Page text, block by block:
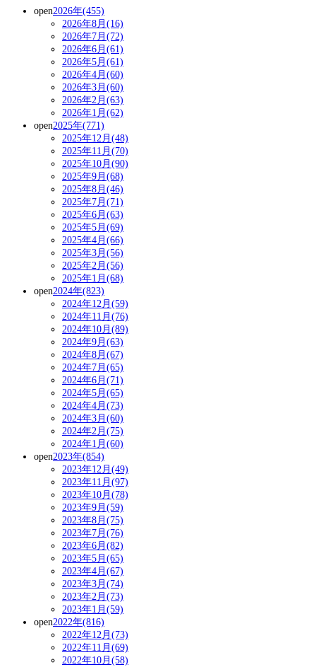
open2026年(455)
2026年8月(16)
2026年7月(72)
2026年6月(61)
2026年5月(61)
2026年4月(60)
2026年3月(60)
2026年2月(63)
2026年1月(62)
open2025年(771)
2025年12月(48)
2025年11月(70)
2025年10月(90)
2025年9月(68)
2025年8月(46)
2025年7月(71)
2025年6月(63)
2025年5月(69)
2025年4月(66)
2025年3月(56)
2025年2月(56)
2025年1月(68)
open2024年(823)
2024年12月(59)
2024年11月(76)
2024年10月(89)
2024年9月(63)
2024年8月(67)
2024年7月(65)
2024年6月(71)
2024年5月(65)
2024年4月(73)
2024年3月(60)
2024年2月(75)
2024年1月(60)
open2023年(854)
2023年12月(49)
2023年11月(97)
2023年10月(78)
2023年9月(59)
2023年8月(75)
2023年7月(76)
2023年6月(82)
2023年5月(65)
2023年4月(67)
2023年3月(74)
2023年2月(73)
2023年1月(59)
open2022年(816)
2022年12月(73)
2022年11月(69)
2022年10月(58)